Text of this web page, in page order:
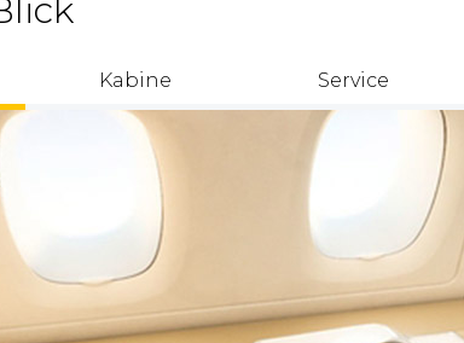
Kabine Service